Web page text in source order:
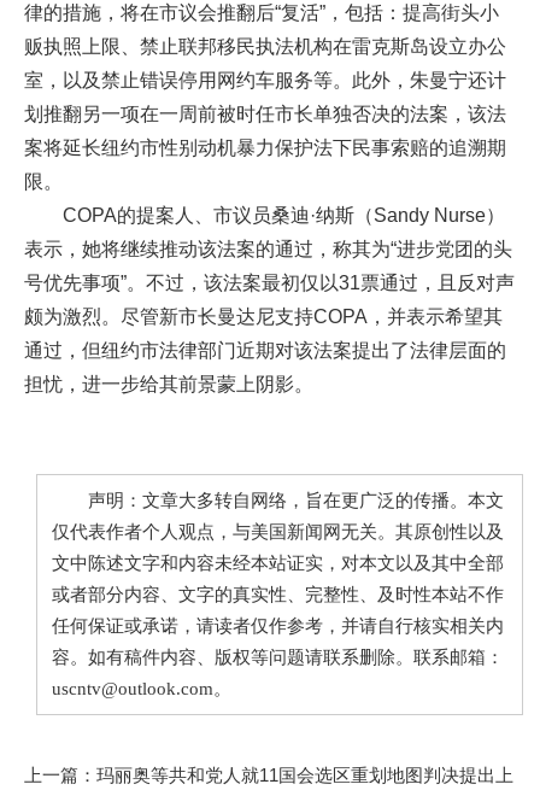
律的措施，将在市议会推翻后“复活”，包括：提高街头小
贩执照上限、禁止联邦移民执法机构在雷克斯岛设立办公
室，以及禁止错误停用网约车服务等。此外，朱曼宁还计
划推翻另一项在一周前被时任市长单独否决的法案，该法
案将延长纽约市性别动机暴力保护法下民事索赔的追溯期
限。
COPA的提案人、市议员桑迪·纳斯（Sandy Nurse）
表示，她将继续推动该法案的通过，称其为“进步党团的头
号优先事项”。不过，该法案最初仅以31票通过，且反对声
颇为激烈。尽管新市长曼达尼支持COPA，并表示希望其
通过，但纽约市法律部门近期对该法案提出了法律层面的
担忧，进一步给其前景蒙上阴影。
声明：文章大多转自网络，旨在更广泛的传播。本文
仅代表作者个人观点，与美国新闻网无关。其原创性以及
文中陈述文字和内容未经本站证实，对本文以及其中全部
或者部分内容、文字的真实性、完整性、及时性本站不作
任何保证或承诺，请读者仅作参考，并请自行核实相关内
容。如有稿件内容、版权等问题请联系删除。联系邮箱：
uscntv@outlook.com。
上一篇： 玛丽奥等共和党人就11国会选区重划地图判决提出上